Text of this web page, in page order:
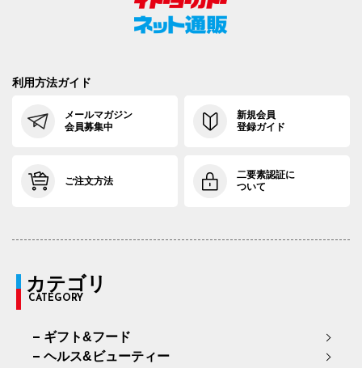
利用方法ガイド
メールマガジン
会員募集中
新規会員
登録ガイド
ご注文方法
二要素認証に
ついて
カテゴリ
CATEGORY
ギフト&フード
ヘルス&ビューティー